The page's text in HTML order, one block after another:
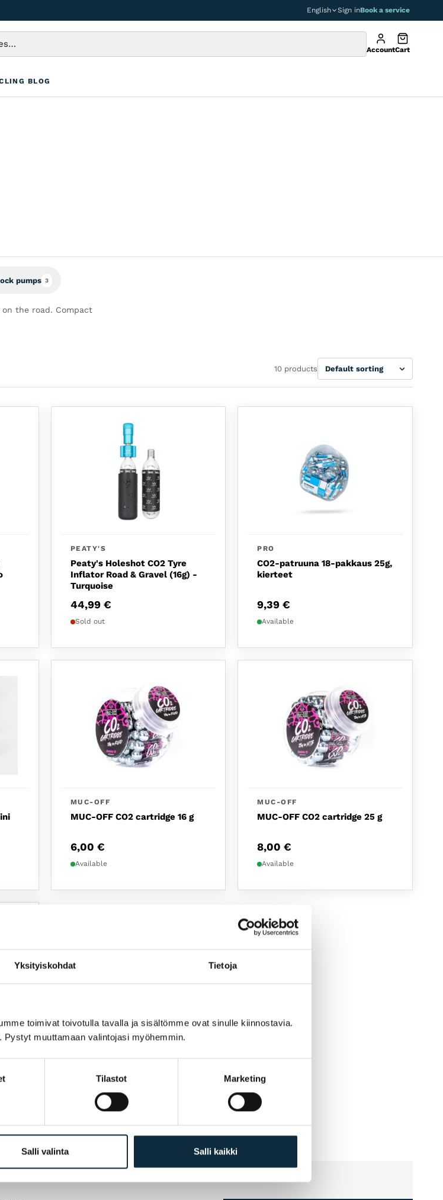
Yksityiskohdat Tietoja
toimivat toivotulla tavalla ja sisältömme ovat sinulle kiinnostavia.
Pystyt muuttamaan valintojasi myöhemmin.
Tilastot Marketing
Salli valinta Salli kaikki
English Sign inBook a service
AccountCart
BLOG
pumps 3
the road. Compact
10 products
Sort
PEATY'S
Peaty's Holeshot CO2 Tyre
Inflator Road & Gravel (16g) -
Turquoise
44,99 €
Sold out
PRO
CO2-patruuna 18-pakkaus 25g,
kierteet
9,39€
Available
MUC-OFF
MUC-OFF CO2 cartridge 16 g
6,00 €
Available
MUC-OFF
MUC-OFF CO2 cartridge 25 g
8,00€
Available